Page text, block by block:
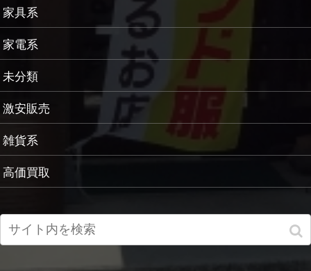
家具系
家電系
未分類
激安販売
雑貨系
高価買取